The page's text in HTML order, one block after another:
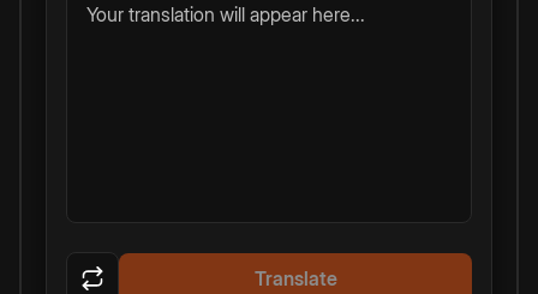
Your translation will appear here...
Translate